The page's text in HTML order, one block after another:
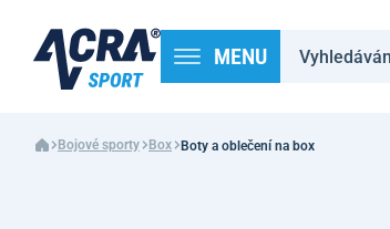
MENU
Bojové sporty Box Boty a oblečení na box